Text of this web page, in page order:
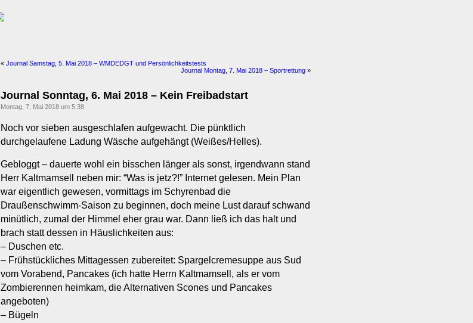
« Journal Samstag, 5. Mai 2018 – WMDEDGT und Persönlichkeitstests
Journal Montag, 7. Mai 2018 – Sportrettung »
Journal Sonntag, 6. Mai 2018 – Kein Freibadstart
Montag, 7. Mai 2018 um 5:38
Noch vor sieben ausgeschlafen aufgewacht. Die pünktlich
durchgelaufene Ladung Wäsche aufgehängt (Weißes/Helles).
Gebloggt – dauerte wohl ein bisschen länger als sonst, irgendwann stand
Herr Kaltmamsell neben mir: “Was is jetz?!” Internet gelesen. Mein Plan
war eigentlich gewesen, vormittags im Schyrenbad die
Draußenschwimm-Saison zu beginnen, doch meine Lust darauf schwand
minütlich, zumal der Himmel eher grau war. Dann ließ ich das halt und
brach statt dessen in Häuslichkeiten aus:
– Duschen etc.
– Frühstückliches Mittagessen zubereitet: Spargelcremesuppe aus Sud
vom Vorabend, Pancakes (ich hatte Herrn Kaltmamsell, als er vom
Zombierennen heimkam, die Alternativen Scones und Pancakes
angeboten)
– Bügeln